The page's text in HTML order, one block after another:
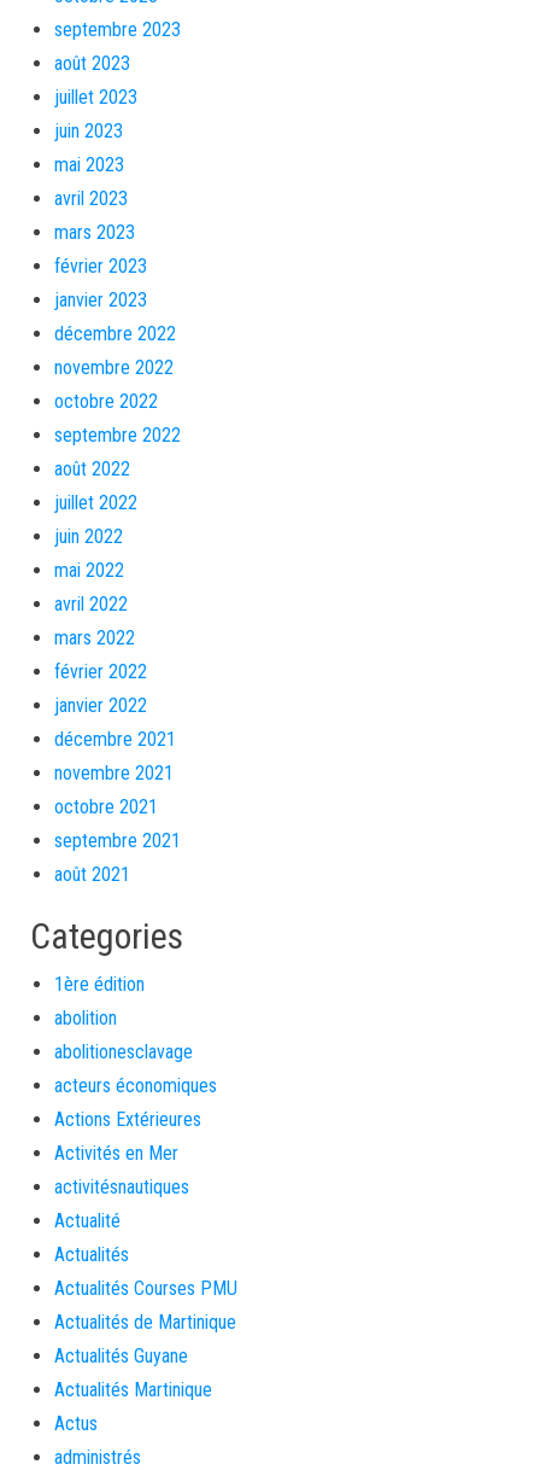
septembre 2023
août 2023
juillet 2023
juin 2023
mai 2023
avril 2023
mars 2023
février 2023
janvier 2023
décembre 2022
novembre 2022
octobre 2022
septembre 2022
août 2022
juillet 2022
juin 2022
mai 2022
avril 2022
mars 2022
février 2022
janvier 2022
décembre 2021
novembre 2021
octobre 2021
septembre 2021
août 2021
Categories
1ère édition
abolition
abolitionesclavage
acteurs économiques
Actions Extérieures
Activités en Mer
activitésnautiques
Actualité
Actualités
Actualités Courses PMU
Actualités de Martinique
Actualités Guyane
Actualités Martinique
Actus
administrés